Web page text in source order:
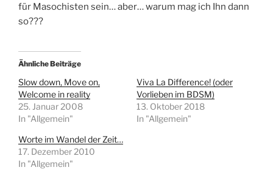
für Masochisten sein… aber… warum mag ich Ihn dann
so???
Ähnliche Beiträge
Slow down, Move on,
Welcome in reality
25. Januar 2008
In "Allgemein"
Viva La Difference! (oder
Vorlieben im BDSM)
13. Oktober 2018
In "Allgemein"
Worte im Wandel der Zeit…
17. Dezember 2010
In "Allgemein"